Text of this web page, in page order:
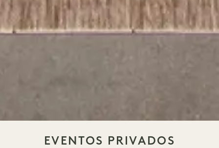
EVENTOS PRIVADOS